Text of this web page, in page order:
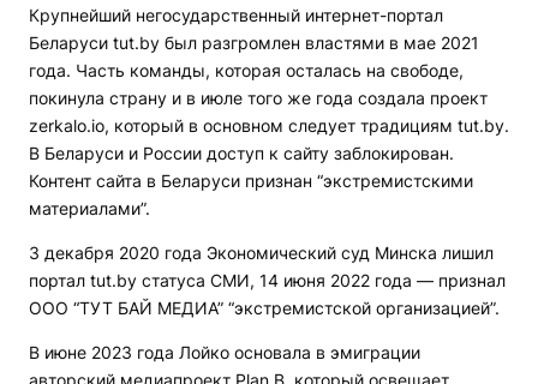
Крупнейший негосударственный интернет-портал
Беларуси tut.by был разгромлен властями в мае 2021
года. Часть команды, которая осталась на свободе,
покинула страну и в июле того же года создала проект
zerkalo.io, который в основном следует традициям tut.by.
В Беларуси и России доступ к сайту заблокирован.
Контент сайта в Беларуси признан “экстремистскими
материалами”.
3 декабря 2020 года Экономический суд Минска лишил
портал tut.by статуса СМИ, 14 июня 2022 года — признал
ООО “ТУТ БАЙ МЕДИА” “экстремистской организацией”.
В июне 2023 года Лойко основала в эмиграции
авторский медиапроект Plan B, который освещает